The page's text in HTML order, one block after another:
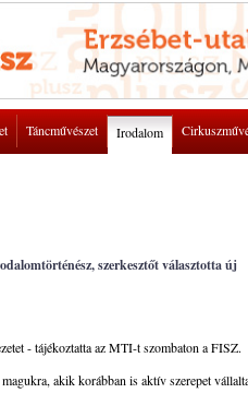
Táncművészet Irodalom
szerkesztőt választotta új
- tájékoztatta az MTI-t szombaton a FISZ.
akik korábban is aktív szerepet